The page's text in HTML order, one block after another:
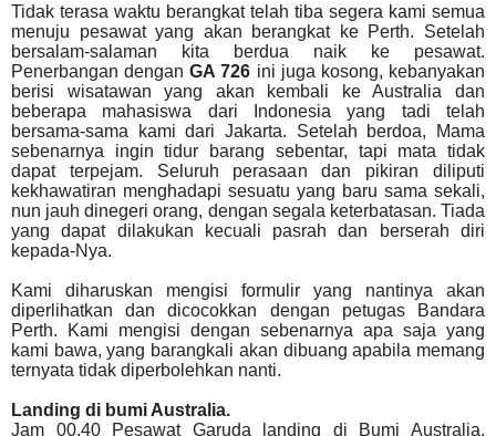
Tidak terasa waktu berangkat telah tiba segera kami semua
menuju pesawat yang akan berangkat ke Perth. Setelah
bersalam-salaman kita berdua naik ke pesawat.
Penerbangan denganGA 726 ini juga kosong, kebanyakan
berisi wisatawan yang akan kembali ke Australia dan
beberapa mahasiswa dari Indonesia yang tadi telah
bersama-sama kami dari Jakarta. Setelah berdoa, Mama
sebenarnya ingin tidur barang sebentar, tapi mata tidak
dapat terpejam. Seluruh perasaan dan pikiran diliputi
kekhawatiran menghadapi sesuatu yang baru sama sekali,
nun jauh dinegeri orang, dengan segala keterbatasan. Tiada
yang dapat dilakukan kecuali pasrah dan berserah diri
kepada-Nya.
Kami diharuskan mengisi formulir yang nantinya akan
diperlihatkan dan dicocokkan dengan petugas Bandara
Perth. Kami mengisi dengan sebenarnya apa saja yang
kami bawa, yang barangkali akan dibuang apabila memang
ternyata tidak diperbolehkan nanti.
Landing di bumi Australia.
Jam 00.40 Pesawat Garuda landing di Bumi Australia.